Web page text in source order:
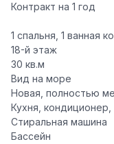
Контракт на 1 год
1 спальня, 1 ванная
18-й этаж
30 кв.м
Вид на море
Новая, полностью
Кухня, кондиционер,
Стиральная машина
Бассейн